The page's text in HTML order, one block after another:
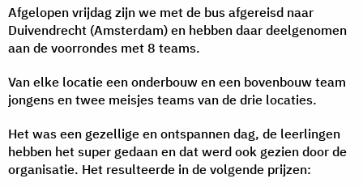
Afgelopen vrijdag zijn we met de bus afgereisd naar
Duivendrecht (Amsterdam) en hebben daar deelgenomen
aan de voorrondes met 8 teams.
Van elke locatie een onderbouw en een bovenbouw team
jongens en twee meisjes teams van de drie locaties.
Het was een gezellige en ontspannen dag, de leerlingen
hebben het super gedaan en dat werd ook gezien door de
organisatie. Het resulteerde in de volgende prijzen: